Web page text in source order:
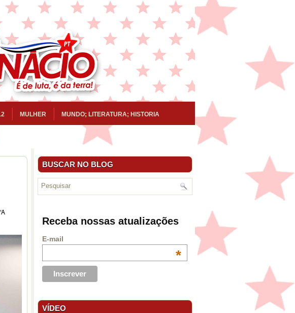
MULHER MUNDO; LITERATURA; HISTORIA
BUSCAR NO BLOG
Receba nossas atualizações
E-mail
*
VÍDEO